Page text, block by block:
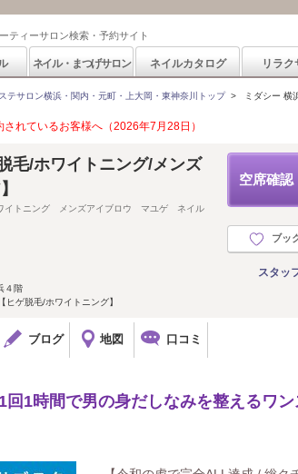
ティーサロン検索・予約サイト
ネイル・まつげサロン ネイルカタログ リラク
テサロン横浜・関内・元町・上大岡・東神奈川トップ> ミダシー 横
れているお客様へ（2026年7月28日）
空席確認
ブッ
スタッ
毛/ホワイトニング/メンズ
イトニング メンズアイブロウ マユゲ ネイル
４階
ゲ脱毛/ホワイトニング】
ブログ 地図 口コミ
回1時間で男の身だしなみを整えるワン